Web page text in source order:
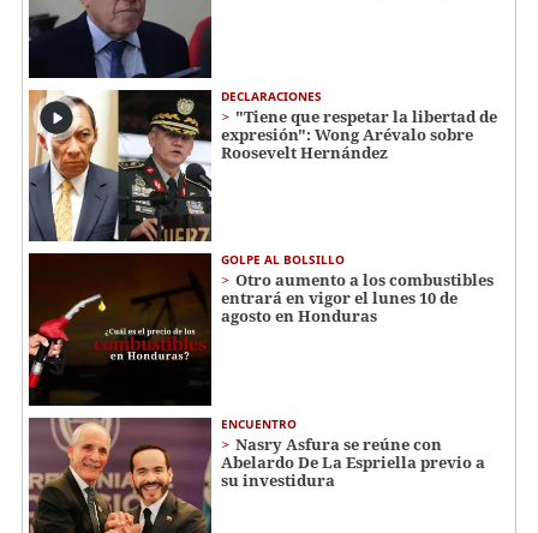
DECLARACIONES
"Tiene que respetar la libertad de
expresión": Wong Arévalo sobre
Roosevelt Hernández
GOLPE AL BOLSILLO
Otro aumento a los combustibles
entrará en vigor el lunes 10 de
agosto en Honduras
ENCUENTRO
Nasry Asfura se reúne con
Abelardo De La Espriella previo a
su investidura